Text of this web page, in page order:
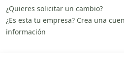
¿Quieres solicitar un cambio?
¿Es esta tu empresa? Crea una
información